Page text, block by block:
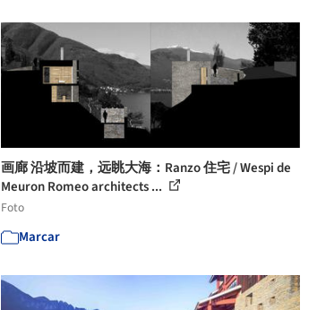
画廊 沿坡而建，远眺大海：Ranzo 住宅 / Wespi de
Meuron Romeo architects ...
Foto
Marcar